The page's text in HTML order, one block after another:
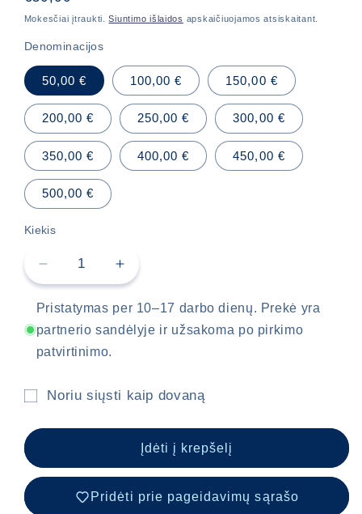
kaina
Mokesčiai įtraukti.Siuntimo išlaidos apskaičiuojamos atsiskaitant.
Denominacijos
50,00 € 100,00 € 150,00 €
200,00 € 250,00 € 300,00 €
350,00 € 400,00 € 450,00 €
500,00 €
Kiekis
Sumažinti
Dovanų
kortelė
kiekį
Padidinti
Dovanų
kortelė
kiekį
Pristatymas per 10–17 darbo dienų. Prekė yra
partnerio sandėlyje ir užsakoma po pirkimo
patvirtinimo.
Noriu siųsti kaip dovaną
dovanų
kortelės
gavėjo
forma
Įdėti į krepšelį
Pridėti prie pageidavimų sąrašo